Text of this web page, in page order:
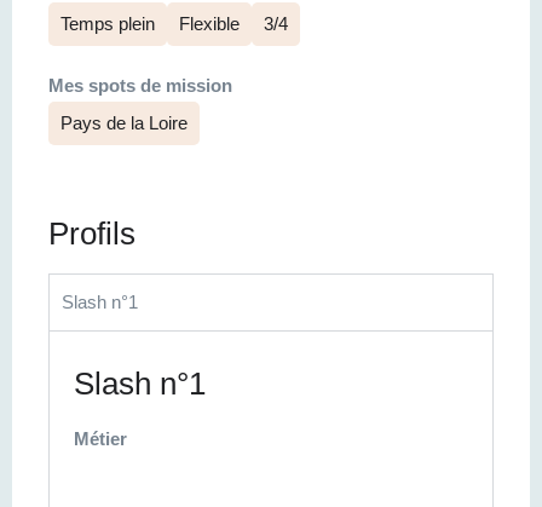
Temps plein
Flexible 3/4
Mes spots de mission
Pays de la Loire
Profils
Slash n°1
Slash n°1
Métier